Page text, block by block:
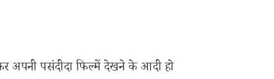
पसंदीदा फिल्में देखने के आदी हो